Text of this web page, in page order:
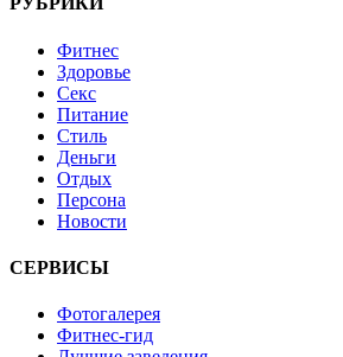
Фитнес
Здоровье
Секс
Питание
Стиль
Деньги
Отдых
Персона
Новости
СЕРВИСЫ
Фотогалерея
Фитнес-гид